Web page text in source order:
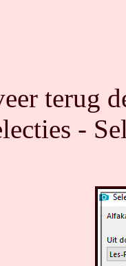
terug
-